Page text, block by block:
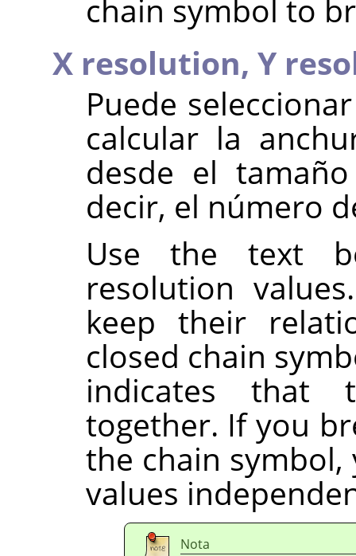
chain symbol to
X resolution, Y
Puede
calcular la
desde el
decir, el número
Use the text
resolution
keep their
closed chain
indicates that
together. If you
the chain
values
Nota